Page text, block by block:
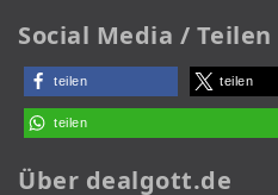
Social Media / Teilen
teilen teilen
teilen
Über dealgott.de